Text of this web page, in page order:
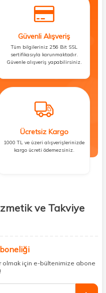
Güvenli Alışveriş
Tüm bilgileriniz 256 Bit SSL
sertifikasıyla korunmaktadır.
Güvenle alışveriş yapabilirsiniz.
Ücretsiz Kargo
1000 TL ve üzeri alışverişlerinizde
kargo ücreti ödemezsiniz.
ve Takviye
ürünlerini sizlerle
gerek yok;
topluyor ve kapınıza kadar
güzelliğinizi tamamlayabilir,
olmak için e-bültenimize abone